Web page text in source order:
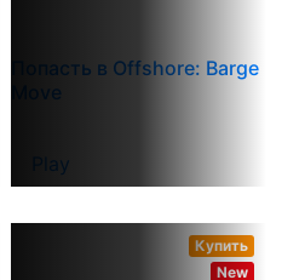
Попасть в Offshore: Barge
Move
Play
Купить
New